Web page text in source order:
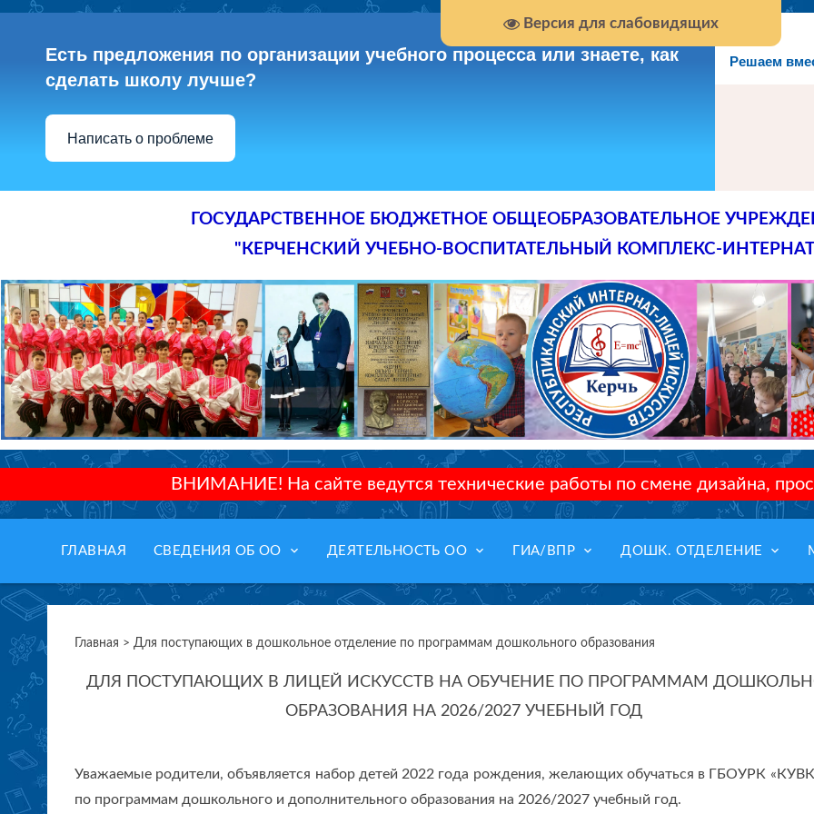
Версия для слабовидящих
Решаем
Есть предложения по организации учебного процесса или знаете, как
сделать школу лучше?
Написать о проблеме
ГОСУДАРСТВЕННОЕ БЮДЖЕТНОЕ ОБЩЕОБРАЗОВАТЕЛЬНОЕ
"КЕРЧЕНСКИЙ УЧЕБНО-ВОСПИТАТЕЛЬНЫЙ КОМПЛЕКС-
ВНИМАНИЕ! На сайте ведутся технические работы по смене дизайна,
ГЛАВНАЯ СВЕДЕНИЯ ОБ ОО keyboard_arrow_down ДЕЯТЕЛЬНОСТЬ ОО keyboard_arrow_down ГИА/ВПР keyboard_arrow_down ДОШК. ОТДЕЛЕНИЕ keyboard_arrow_down
Главная > Для поступающих в дошкольное отделение по программам дошкольного образования
ДЛЯ ПОСТУПАЮЩИХ В ЛИЦЕЙ ИСКУССТВ НА ОБУЧЕНИЕ ПО ПРОГРАММАМ
ОБРАЗОВАНИЯ НА 2026/2027 УЧЕБНЫЙ ГОД
Уважаемые родители, объявляется набор детей 2022 года рождения, желающих обучаться в ГБОУРК
по программам дошкольного и дополнительного образования на 2026/2027 учебный год.